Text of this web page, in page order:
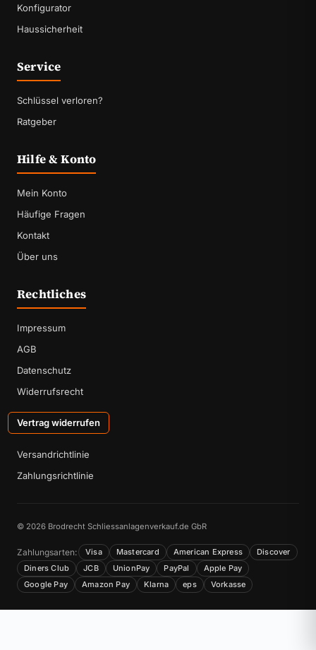
Konfigurator
Haussicherheit
Service
Schlüssel verloren?
Ratgeber
Hilfe & Konto
Mein Konto
Häufige Fragen
Kontakt
Über uns
Rechtliches
Impressum
AGB
Datenschutz
Widerrufsrecht
Vertrag widerrufen
Versandrichtlinie
Zahlungsrichtlinie
© 2026 Brodrecht Schliessanlagenverkauf.de GbR
Zahlungsarten: Visa Mastercard American Express
Discover
Diners Club
JCB UnionPay PayPal
Apple Pay
Google Pay
Amazon Pay Klarna eps Vorkasse